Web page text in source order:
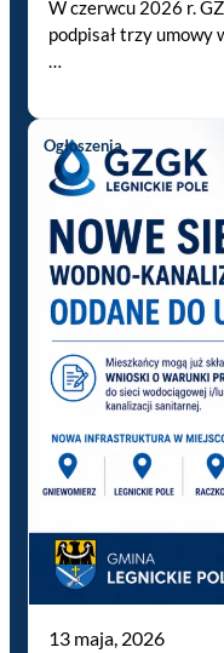
W czerwcu 2026 r.
podpisał trzy umowy
…
Ogłoszenia
13 maja, 2026